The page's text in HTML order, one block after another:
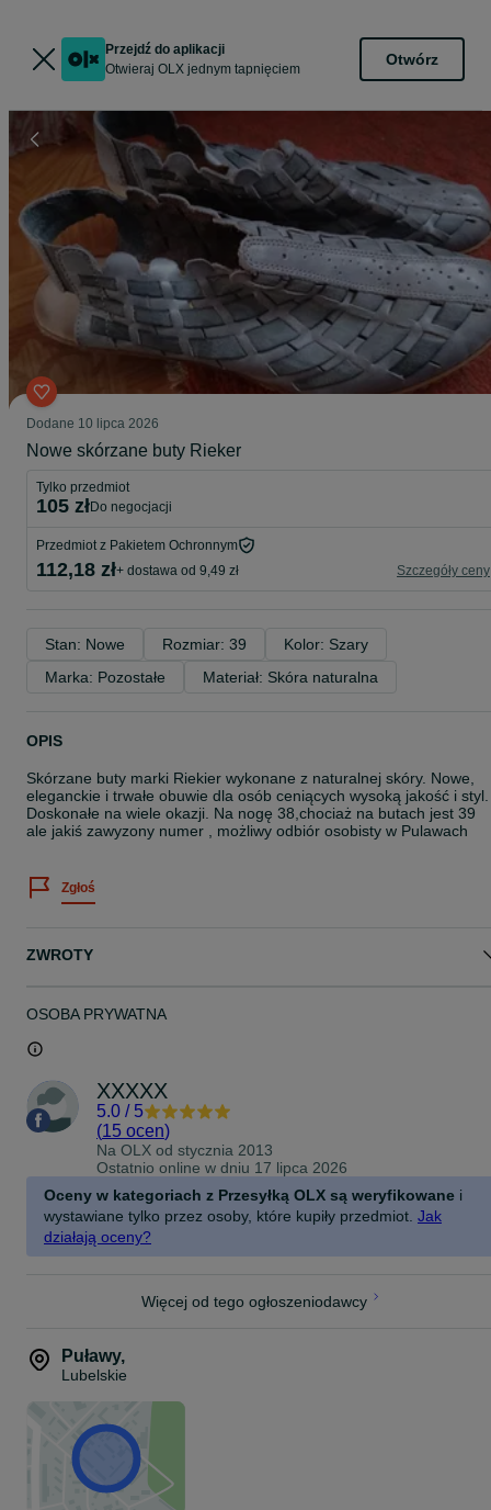
Przejdź do aplikacji
Otwieraj OLX jednym tapnięciem
Otwórz
Dodane 10 lipca 2026
Nowe skórzane buty Rieker
Tylko przedmiot
105 zł do negocjacji
Przedmiot z Pakietem Ochronnym
112,18 zł+ dostawa od 9,49 zł Szczegóły ceny
Stan: Nowe Rozmiar: 39
Kolor: Szary
Marka: Pozostałe
Materiał: Skóra naturalna
OPIS
Skórzane buty marki Riekier wykonane z naturalnej skóry. Nowe,
eleganckie i trwałe obuwie dla osób ceniących wysoką jakość i styl.
Doskonałe na wiele okazji. Na nogę 38,chociaż na butach jest 39
ale jakiś zawyzony numer , możliwy odbiór osobisty w Pulawach
Zgłoś
ZWROTY
OSOBA PRYWATNA
XXXXX
5.0 / 5
(15 ocen)
Na OLX od stycznia 2013
Ostatnio online w dniu 17 lipca 2026
Oceny w kategoriach z Przesyłką OLX są weryfikowane i
wystawiane tylko przez osoby, które kupiły przedmiot. Jak
działają oceny?
Więcej od tego ogłoszeniodawcy
Puławy,
Lubelskie